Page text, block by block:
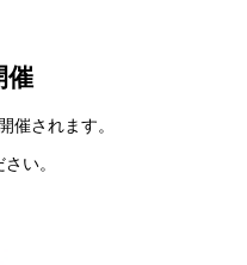
催
催されます。
い。